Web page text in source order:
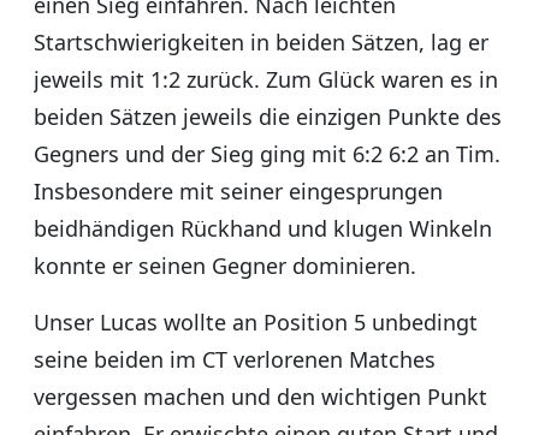
Startschwierigkeiten in beiden Sätzen, lag er
jeweils mit 1:2 zurück. Zum Glück waren es in
beiden Sätzen jeweils die einzigen Punkte des
Gegners und der Sieg ging mit 6:2 6:2 an Tim.
Insbesondere mit seiner eingesprungen
beidhändigen Rückhand und klugen Winkeln
konnte er seinen Gegner dominieren.
Unser Lucas wollte an Position 5 unbedingt
seine beiden im CT verlorenen Matches
vergessen machen und den wichtigen Punkt